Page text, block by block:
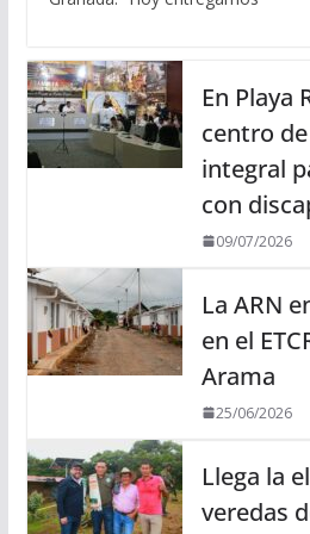
En Playa
centro
integral
con
09/07/2026
La ARN
en el
Arama
25/06/2026
Llega la
veredas